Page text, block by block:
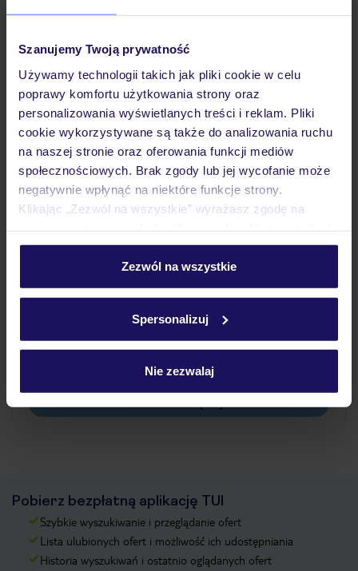
Szanujemy Twoją prywatność
Używamy technologii takich jak pliki cookie w celu
poprawy komfortu użytkowania strony oraz
personalizowania wyświetlanych treści i reklam. Pliki
cookie wykorzystywane są także do analizowania ruchu
na naszej stronie oraz oferowania funkcji mediów
społecznościowych. Brak zgody lub jej wycofanie może
negatywnie wpłynąć na niektóre funkcje strony.
Klikając „Zezwól na wszystkie” wyrażasz zgodę na
personalizować swój wybór wchodząc w zakładkę
Szczegółowe informacje o plikach cookie znajdziesz
Zezwól na wszystkie
Spersonalizuj
Nie zezwalaj
Opinie
Wyżywienie
Atrakcje
Często zadawane pytania
Jak zmienić uczestników/osobę zgłaszającą?
Czy w Hotelu będzie przedstawiciel TUI?
pokładowe/bilety lotnicze?
Zobacz więcej
Pobierz bezpłatną aplikację TUI
Szybkie wyszukiwanie i przeglądanie ofert
Lista ulubionych ofert i możliwość ich udostępniania
Historia wyszukiwań i ostatnio oglądanych ofert